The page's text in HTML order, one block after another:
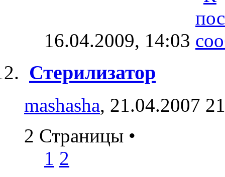
16.04.2009, 14:03
Стерилизатор
mashasha, 21.04.2007
2 Страницы •
1 2